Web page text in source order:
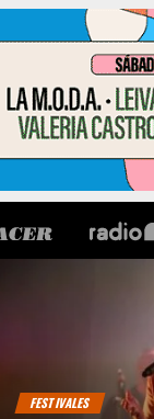
FESTIVALES